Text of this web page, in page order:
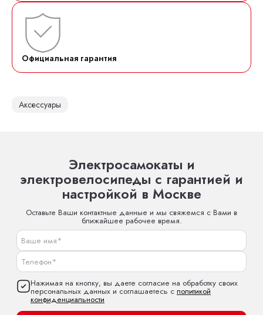
Официальная гарантия
Аксессуары
Электросамокаты и
электровелосипеды с гарантией и
настройкой в Москве
Оставьте Ваши контактные данные и мы свяжемся с Вами в
ближайшее рабочее время.
Нажимая на кнопку, вы даете согласие на обработку своих
персональных данных и соглашаетесь с политикой
конфиденциальности